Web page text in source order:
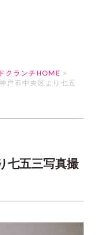
クランチHOME >
戸市中央区より七五
七五三写真撮